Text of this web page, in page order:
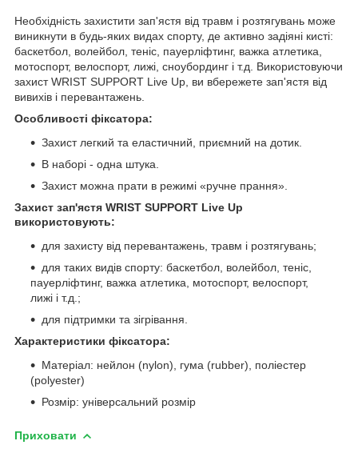
Необхідність захистити зап'ястя від травм і розтягувань може
виникнути в будь-яких видах спорту, де активно задіяні кисті:
баскетбол, волейбол, теніс, пауерліфтинг, важка атлетика,
мотоспорт, велоспорт, лижі, сноубординг і т.д. Використовуючи
захист WRIST SUPPORT Live Up, ви вбережете зап'ястя від
вивихів і перевантажень.
Особливості фіксатора:
Захист легкий та еластичний, приємний на дотик.
В наборі - одна штука.
Захист можна прати в режимі «ручне прання».
Захист зап'ястя WRIST SUPPORT Live Up
використовують:
для захисту від перевантажень, травм і розтягувань;
для таких видів спорту: баскетбол, волейбол, теніс,
пауерліфтинг, важка атлетика, мотоспорт, велоспорт,
лижі і т.д.;
для підтримки та зігрівання.
Характеристики фіксатора:
Матеріал: нейлон (nylon), гума (rubber), поліестер
(polyester)
Розмір: універсальний розмір
Приховати